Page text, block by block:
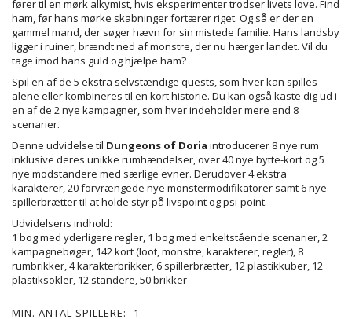
fører til en mørk alkymist, hvis eksperimenter trodser livets love. Find
ham, før hans mørke skabninger fortærer riget. Og så er der en
gammel mand, der søger hævn for sin mistede familie. Hans landsby
ligger i ruiner, brændt ned af monstre, der nu hærger landet. Vil du
tage imod hans guld og hjælpe ham?
Spil en af de 5 ekstra selvstændige quests, som hver kan spilles
alene eller kombineres til en kort historie. Du kan også kaste dig ud i
en af de 2 nye kampagner, som hver indeholder mere end 8
scenarier.
Denne udvidelse til Dungeons of Doria introducerer 8 nye rum
inklusive deres unikke rumhændelser, over 40 nye bytte-kort og 5
nye modstandere med særlige evner. Derudover 4 ekstra
karakterer, 20 forvrængede nye monstermodifikatorer samt 6 nye
spillerbrætter til at holde styr på livspoint og psi-point.
Udvidelsens indhold:
1 bog med yderligere regler, 1 bog med enkeltstående scenarier, 2
kampagnebøger, 142 kort (loot, monstre, karakterer, regler), 8
rumbrikker, 4 karakterbrikker, 6 spillerbrætter, 12 plastikkuber, 12
plastiksokler, 12 standere, 50 brikker
MIN. ANTAL SPILLERE:
1